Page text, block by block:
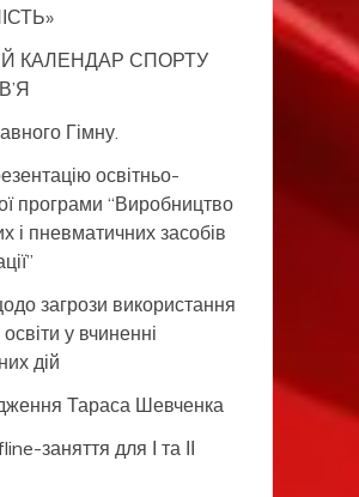
КАЛЕНДАР СПОРТУ
Гімну.
освітньо-
програми “Виробництво
і пневматичних засобів
загрози використання
у вчиненні
дій
Тараса Шевченка
заняття для І та ІІ